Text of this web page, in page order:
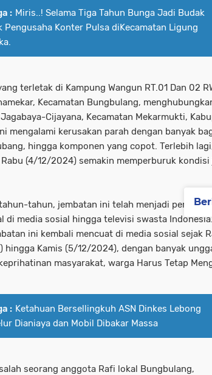
: Miris..! Selama Tiga Tahun Bunga Jadi Budak
Pengusaha Konter Pulsa diKecamatan Ligung
terletak di Kampung Wangun RT.01 Dan 02
Kecamatan Bungbulang,
Cijayana, Kecamatan Mekarmukti,
mengalami kerusakan parah dengan banyak
hingga komponen yang copot. Terlebih
(4/12/2024) semakin memperburuk kondisi
tahun, jembatan ini telah menjadi
di media sosial hingga televisi swasta
ini kembali mencuat di media sosial sejak
hingga Kamis (5/12/2024), dengan banyak
masyarakat, warga Harus Tetap
: Ketahuan Bersellingkuh ASN Dinkes Lebong
Dianiaya dan Mobil Dibakar Massa
seorang anggota Rafi lokal Bungbulang,